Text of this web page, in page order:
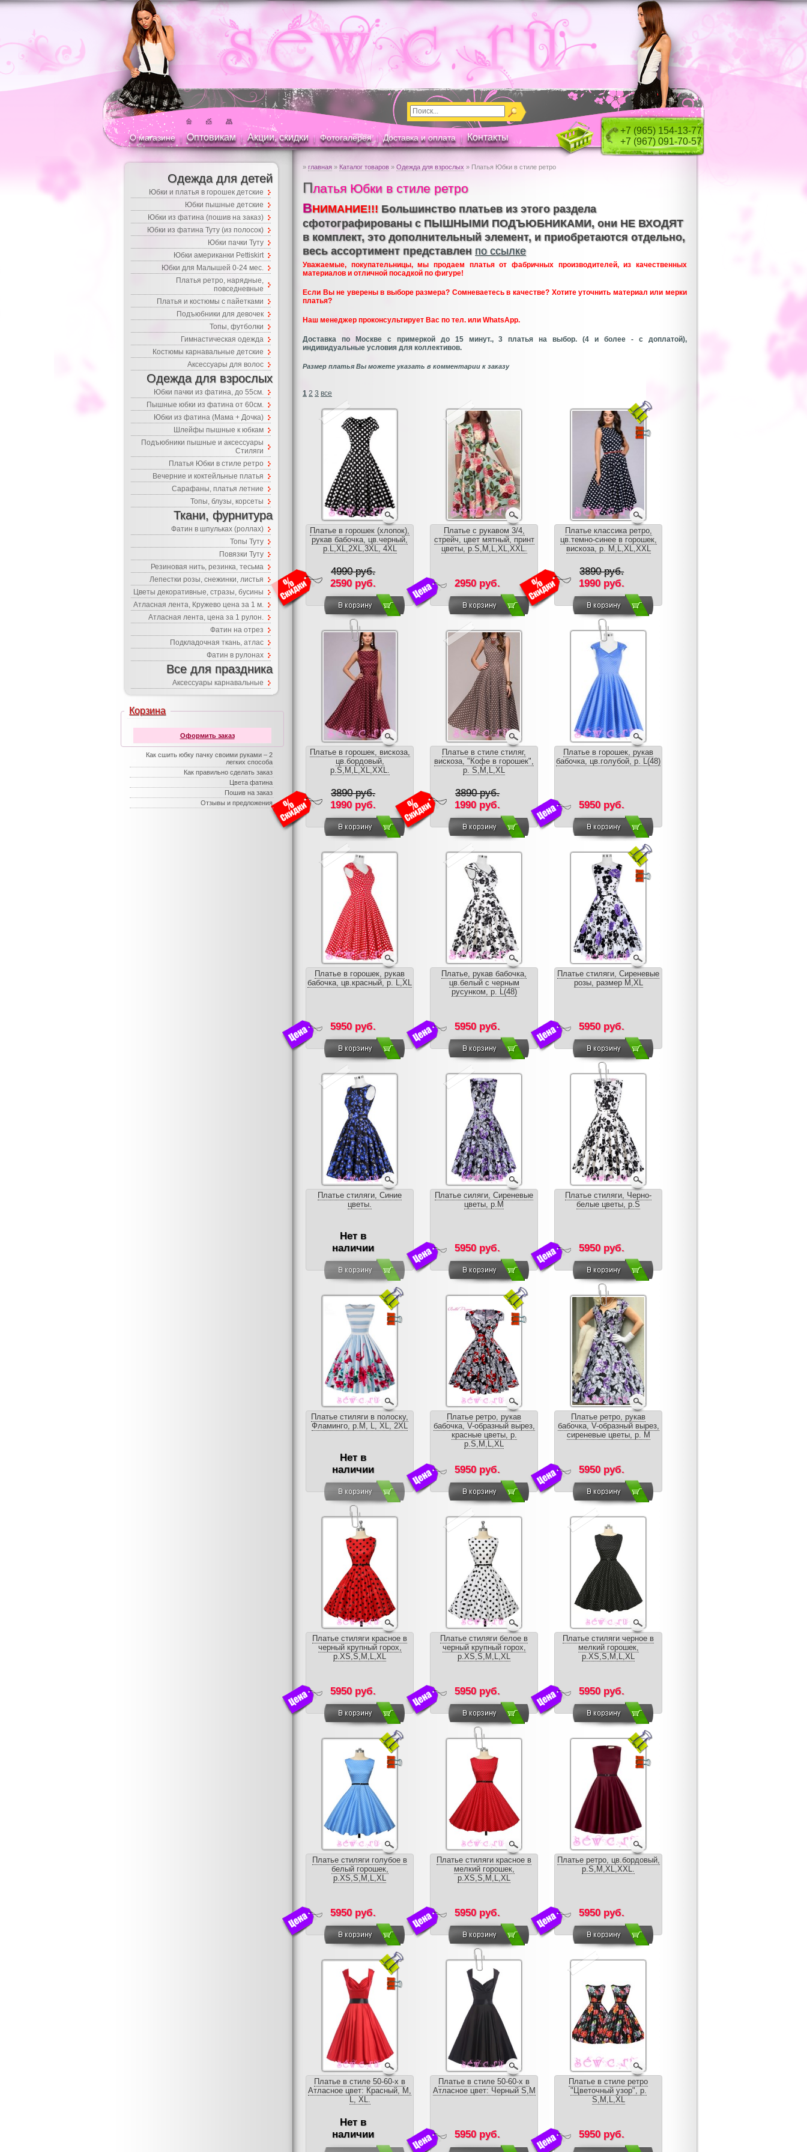
+7 (965) 154-13-77
+7 (967) 091-70-57
О магазине | Оптовикам | Акции, скидки | Фотогалерея | Доставка и оплата | Контакты
» главная » Каталог товаров » Одежда для взрослых » Платья Юбки в стиле ретро
Платья Юбки в стиле ретро
ВНИМАНИЕ!!! Большинство платьев из этого раздела
сфотографированы с ПЫШНЫМИ ПОДЪЮБНИКАМИ, они НЕ ВХОДЯТ
в комплект, это дополнительный элемент, и приобретаются отдельно,
весь ассортимент представлен по ссылке
Уважаемые, покупательницы, мы продаем платья от фабричных производителей, из качественных
материалов и отличной посадкой по фигуре!
Если Вы не уверены в выборе размера? Сомневаетесь в качестве? Хотите уточнить материал или мерки
платья?
Наш менеджер проконсультирует Вас по тел. или WhatsApp.
Доставка по Москве с примеркой до 15 минут., 3 платья на выбор. (4 и более - с доплатой),
индивидуальные условия для коллективов.
Размер платья Вы можете указать в комментарии к заказу
1 2 3 все
Платье в горошек (хлопок),
рукав бабочка, цв.черный,
р.L,XL,2XL,3XL, 4XL
4990 руб.
2590 руб.
Платье с рукавом 3/4,
стрейч, цвет мятный, принт
цветы, р.S,M,L,XL,XXL.
2950 руб.
Платье классика ретро,
цв.темно-синее в горошек,
вискоза, р. M,L,XL,XXL
3890 руб.
1990 руб.
Платье в горошек, вискоза,
цв.бордовый,
р.S,M,L,XL,XXL.
3890 руб.
1990 руб.
Платье в стиле стиляг,
вискоза, "Кофе в горошек",
р. S,M,L,XL
3890 руб.
1990 руб.
Платье в горошек, рукав
бабочка, цв.голубой, р. L(48)
5950 руб.
Платье в горошек, рукав
бабочка, цв.красный, р. L,XL
5950 руб.
Платье, рукав бабочка,
цв.белый с черным
русунком, р. L(48)
5950 руб.
Платье стиляги, Сиреневые
розы, размер M,XL
5950 руб.
Платье стиляги, Синие
цветы.
Нет в
наличии
Платье силяги, Сиреневые
цветы, р.M
5950 руб.
Платье стиляги, Черно-
белые цветы, р.S
5950 руб.
Платье стиляги в полоску,
Фламинго, р.M, L, XL, 2XL
Нет в
наличии
Платье ретро, рукав
бабочка, V-образный вырез,
красные цветы, р.
р.S,M,L,XL
5950 руб.
Платье ретро, рукав
бабочка, V-образный вырез,
сиреневые цветы, р. M
5950 руб.
Платье стиляги красное в
черный крупный горох,
р.XS,S,M,L,XL
5950 руб.
Платье стиляги белое в
черный крупный горох,
р.XS,S,M,L,XL
5950 руб.
Платье стиляги черное в
мелкий горошек,
р.XS,S,M,L,XL
5950 руб.
Платье стиляги голубое в
белый горошек,
р.XS,S,M,L,XL
5950 руб.
Платье стиляги красное в
мелкий горошек,
р.XS,S,M,L,XL
5950 руб.
Платье ретро, цв.бордовый,
р.S,M,XL,XXL.
5950 руб.
Платье в стиле 50-60-х в
Атласное цвет: Красный, M,
L, XL.
Нет в
наличии
Платье в стиле 50-60-х в
Атласное цвет: Черный S,M
5950 руб.
Платье в стиле ретро
"Цветочный узор", р.
S,M,L,XL
5950 руб.
Одежда для детей
Юбки и платья в горошек детские
Юбки пышные детские
Юбки из фатина (пошив на заказ)
Юбки из фатина Туту (из полосок)
Юбки пачки Туту
Юбки американки Pettiskirt
Юбки для Малышей 0-24 мес.
Платья ретро, нарядные,
повседневные
Платья и костюмы с пайетками
Подъюбники для девочек
Топы, футболки
Гимнастическая одежда
Костюмы карнавальные детские
Аксессуары для волос
Одежда для взрослых
Юбки пачки из фатина, до 55см.
Пышные юбки из фатина от 60см.
Юбки из фатина (Мама + Дочка)
Шлейфы пышные к юбкам
Подъюбники пышные и аксессуары
Стиляги
Платья Юбки в стиле ретро
Вечерние и коктейльные платья
Сарафаны, платья летние
Топы, блузы, корсеты
Ткани, фурнитура
Фатин в шпульках (роллах)
Топы Туту
Повязки Туту
Резиновая нить, резинка, тесьма
Лепестки розы, снежинки, листья
Цветы декоративные, стразы, бусины
Атласная лента, Кружево цена за 1 м.
Атласная лента, цена за 1 рулон.
Фатин на отрез
Подкладочная ткань, атлас
Фатин в рулонах
Все для праздника
Аксессуары карнавальные
Корзина
Оформить заказ
Как сшить юбку пачку своими руками – 2
легких способа
Как правильно сделать заказ
Цвета фатина
Пошив на заказ
Отзывы и предложения